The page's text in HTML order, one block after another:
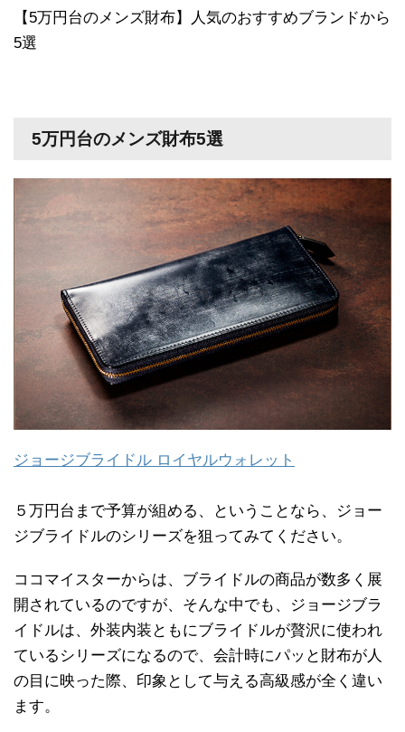
【5万円台のメンズ財布】人気のおすすめブランドから
5選
5万円台のメンズ財布5選
ジョージブライドル ロイヤルウォレット
５万円台まで予算が組める、ということなら、ジョー
ジブライドルのシリーズを狙ってみてください。
ココマイスターからは、ブライドルの商品が数多く展
開されているのですが、そんな中でも、ジョージブラ
イドルは、外装内装ともにブライドルが贅沢に使われ
ているシリーズになるので、会計時にパッと財布が人
の目に映った際、印象として与える高級感が全く違い
ます。